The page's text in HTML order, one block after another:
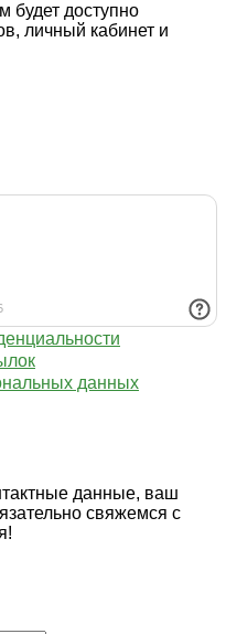
будет доступно
личный кабинет и
данных
данные, ваш
свяжемся с